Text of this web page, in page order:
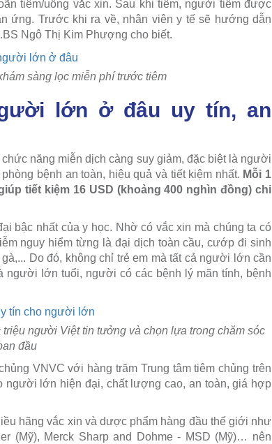
tiêm/uống vắc xin. Sau khi tiêm, người tiêm được
ứng. Trước khi ra về, nhân viên y tế sẽ hướng dẫn
Ngô Thị Kim Phượng cho biết.
sàng lọc miễn phí trước tiêm
lớn ở đâu uy tín, an
năng miễn dịch càng suy giảm, đặc biệt là người
bệnh an toàn, hiệu quả và tiết kiệm nhất. Mỗi 1
tiết kiệm 16 USD (khoảng 400 nghìn đồng) chi
bậc nhất của y học. Nhờ có vắc xin mà chúng ta có
nguy hiểm từng là đại dịch toàn cầu, cướp đi sinh
Do đó, không chỉ trẻ em mà tất cả người lớn cần
người lớn tuổi, người có các bệnh lý mãn tính, bệnh
người Việt tin tưởng và chọn lựa trong chăm sóc
đầu
VNVC với hàng trăm Trung tâm tiêm chủng trên
người lớn hiện đại, chất lượng cao, an toàn, giá hợp
hãng vắc xin và dược phẩm hàng đầu thế giới như
(Mỹ), Merck Sharp and Dohme - MSD (Mỹ)… nên